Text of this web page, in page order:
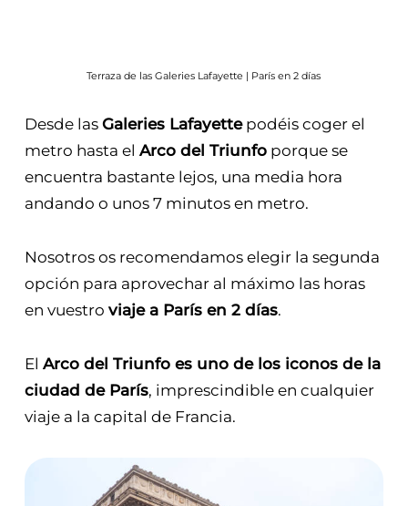
Terraza de las Galeries Lafayette | París en 2 días
Desde las Galeries Lafayettepodéis coger el
metro hasta el Arco del Triunfoporque se
encuentra bastante lejos, una media hora
andando o unos 7 minutos en metro.
Nosotros os recomendamos elegir la segunda
opción para aprovechar al máximo las horas
en vuestro viaje a París en 2 días.
El Arco del Triunfo es uno de los iconos de la
ciudad de París, imprescindible en cualquier
viaje a la capital de Francia.